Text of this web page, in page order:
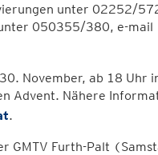
unter 02252/
050355/380, e-mail
November, ab 18 Uhr
Advent. Nähere
.
GMTV Furth-Palt